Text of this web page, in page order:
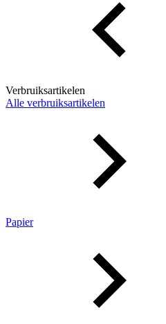
Verbruiksartikelen
Alle verbruiksartikelen
Papier